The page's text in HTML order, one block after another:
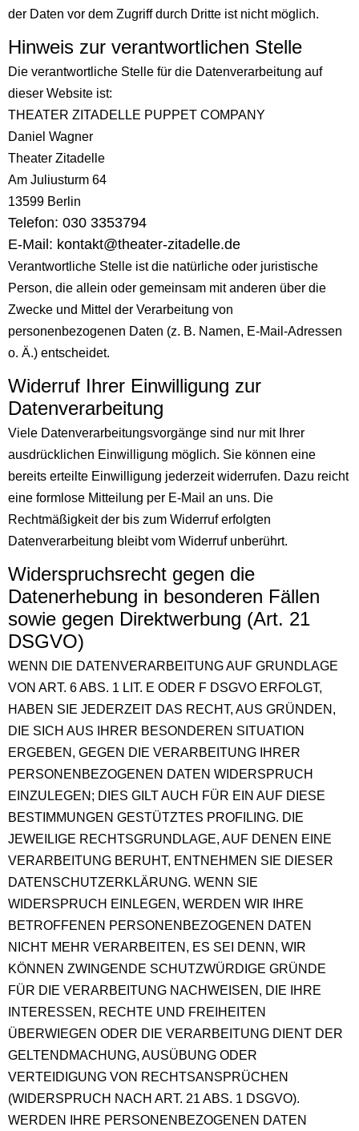
der Daten vor dem Zugriff durch Dritte ist nicht möglich.
Hinweis zur verantwortlichen Stelle
Die verantwortliche Stelle für die Datenverarbeitung auf
dieser Website ist:
THEATER ZITADELLE PUPPET COMPANY
Daniel Wagner
Theater Zitadelle
Am Juliusturm 64
13599 Berlin
Telefon: 030 3353794
E-Mail: kontakt@theater-zitadelle.de
Verantwortliche Stelle ist die natürliche oder juristische
Person, die allein oder gemeinsam mit anderen über die
Zwecke und Mittel der Verarbeitung von
personenbezogenen Daten (z. B. Namen, E-Mail-Adressen
o. Ä.) entscheidet.
Widerruf Ihrer Einwilligung zur
Datenverarbeitung
Viele Datenverarbeitungsvorgänge sind nur mit Ihrer
ausdrücklichen Einwilligung möglich. Sie können eine
bereits erteilte Einwilligung jederzeit widerrufen. Dazu reicht
eine formlose Mitteilung per E-Mail an uns. Die
Rechtmäßigkeit der bis zum Widerruf erfolgten
Datenverarbeitung bleibt vom Widerruf unberührt.
Widerspruchsrecht gegen die
Datenerhebung in besonderen Fällen
sowie gegen Direktwerbung (Art. 21
DSGVO)
WENN DIE DATENVERARBEITUNG AUF GRUNDLAGE
VON ART. 6 ABS. 1 LIT. E ODER F DSGVO ERFOLGT,
HABEN SIE JEDERZEIT DAS RECHT, AUS GRÜNDEN,
DIE SICH AUS IHRER BESONDEREN SITUATION
ERGEBEN, GEGEN DIE VERARBEITUNG IHRER
PERSONENBEZOGENEN DATEN WIDERSPRUCH
EINZULEGEN; DIES GILT AUCH FÜR EIN AUF DIESE
BESTIMMUNGEN GESTÜTZTES PROFILING. DIE
JEWEILIGE RECHTSGRUNDLAGE, AUF DENEN EINE
VERARBEITUNG BERUHT, ENTNEHMEN SIE DIESER
DATENSCHUTZERKLÄRUNG. WENN SIE
WIDERSPRUCH EINLEGEN, WERDEN WIR IHRE
BETROFFENEN PERSONENBEZOGENEN DATEN
NICHT MEHR VERARBEITEN, ES SEI DENN, WIR
KÖNNEN ZWINGENDE SCHUTZWÜRDIGE GRÜNDE
FÜR DIE VERARBEITUNG NACHWEISEN, DIE IHRE
INTERESSEN, RECHTE UND FREIHEITEN
ÜBERWIEGEN ODER DIE VERARBEITUNG DIENT DER
GELTENDMACHUNG, AUSÜBUNG ODER
VERTEIDIGUNG VON RECHTSANSPRÜCHEN
(WIDERSPRUCH NACH ART. 21 ABS. 1 DSGVO).
WERDEN IHRE PERSONENBEZOGENEN DATEN